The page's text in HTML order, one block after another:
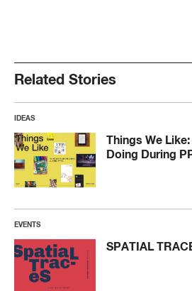
Related Stories
IDEAS
Things We
Doing During
EVENTS
SPATIAL